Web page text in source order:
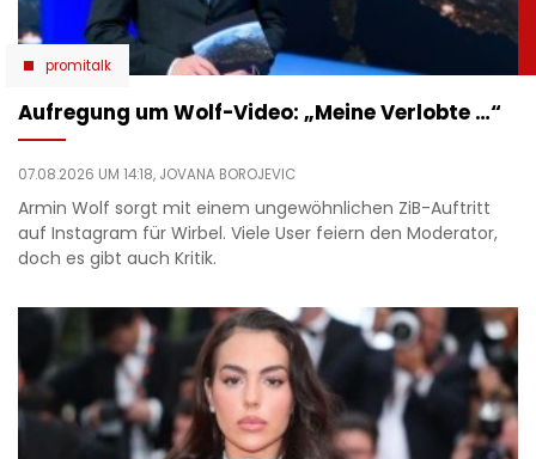
promitalk
Aufregung um Wolf-Video: „Meine Verlobte …“
07.08.2026 UM 14:18, JOVANA BOROJEVIC
Armin Wolf sorgt mit einem ungewöhnlichen ZiB-Auftritt
auf Instagram für Wirbel. Viele User feiern den Moderator,
doch es gibt auch Kritik.